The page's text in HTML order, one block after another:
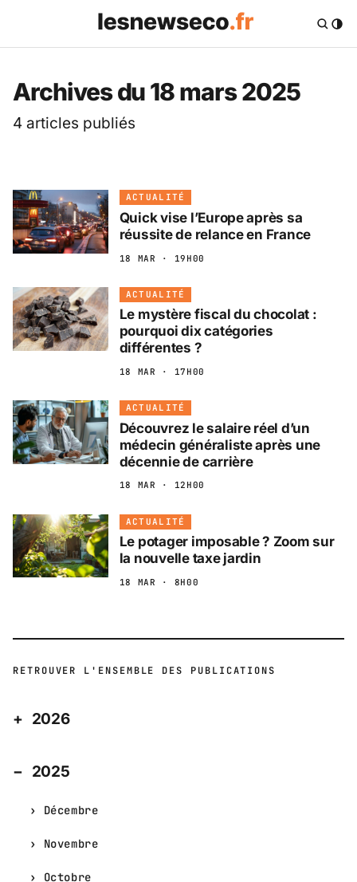
Les News Eco .fr —
Archives du 18 mars 2025
4 articles publiés
ACTUALITÉ
Quick vise l’Europe après sa
réussite de relance en France
18 MAR · 19H00
ACTUALITÉ
Le mystère fiscal du chocolat :
pourquoi dix catégories
différentes ?
18 MAR · 17H00
ACTUALITÉ
Découvrez le salaire réel d’un
médecin généraliste après une
décennie de carrière
18 MAR · 12H00
ACTUALITÉ
Le potager imposable ? Zoom sur
la nouvelle taxe jardin
18 MAR · 8H00
RETROUVER L'ENSEMBLE DES PUBLICATIONS
2026
2025
Décembre
Novembre
Octobre